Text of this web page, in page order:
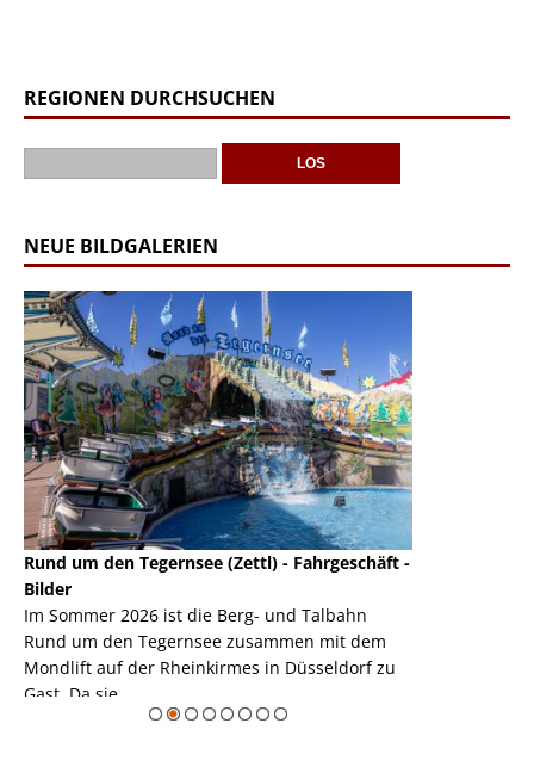
REGIONEN DURCHSUCHEN
NEUE BILDGALERIEN
Rund um den Tegernsee (Zettl) - Fahrgeschäft -
Bilder
Im Sommer 2026 ist die Berg- und Talbahn
Rund um den Tegernsee zusammen mit dem
Mondlift auf der Rheinkirmes in Düsseldorf zu
Gast. Da sie ...